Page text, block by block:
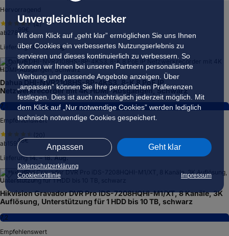
Unvergleichlich lecker
Mit dem Klick auf „geht klar” ermöglichen Sie uns Ihnen
über Cookies ein verbessertes Nutzungserlebnis zu
servieren und dieses kontinuierlich zu verbessern. So
können wir Ihnen bei unseren Partnern personalisierte
Werbung und passende Angebote anzeigen. Über
„anpassen” können Sie Ihre persönlichen Präferenzen
festlegen. Dies ist auch nachträglich jederzeit möglich. Mit
dem Klick auf „Nur notwendige Cookies” werden lediglich
technisch notwendige Cookies gespeichert.
Anpassen Geht klar
Datenschutzerklärung
Cookierichtlinie
Impressum
Hervorragend
( 4)
ab
Lieferung 11. – 12. Aug.
Dahua DHI-NVR2108HS-8P-4KS3, 8-K 8 PoE IP
Netzwerkrecorder mit 4K HDMI-Ausgängen, Schwarz
7,5
Empfehlenswert
ab
48€
Lieferung 14. – 18. Aug.
Hikvision Gravador DVR Pro iDS-7208HQHI-M1/XT, 8 Kanäle, 3K
Auflösung, Unterstützung für 1 HDD bis 10 TB, schwarz
7,2
Empfehlenswert